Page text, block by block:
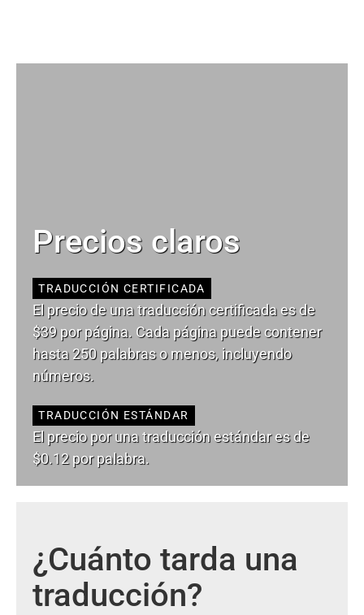
Precios claros
TRADUCCIÓN CERTIFICADA
El precio de una traducción certificada es de
$39 por página. Cada página puede contener
hasta 250 palabras o menos, incluyendo
números.
TRADUCCIÓN ESTÁNDAR
El precio por una traducción estándar es de
$0.12 por palabra.
¿Cuánto tarda una
traducción?